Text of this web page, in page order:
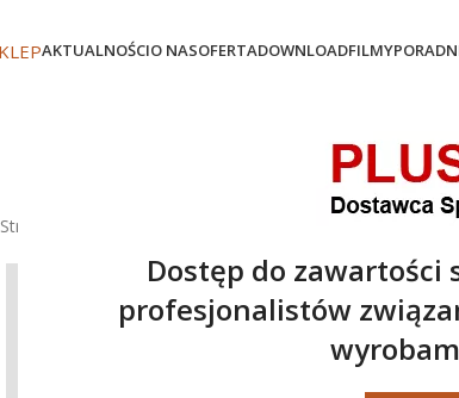
Dostęp do
profesjonalistów
AKTUALNOŚCIO NASOFERTADOWNLOADFILMY
Strona główna Laryngoskopy i Videolaryngoskopy